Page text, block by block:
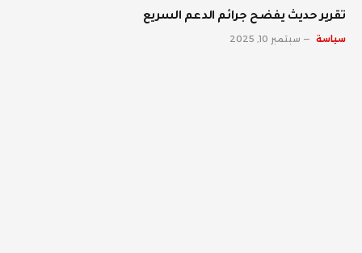
تقرير حديث يفضح جرائم الدعم السريع
سياسة سبتمبر 10, 2025